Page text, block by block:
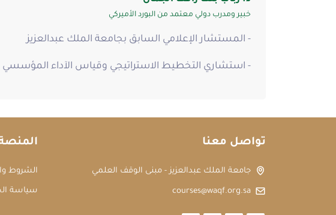
خبير ومدرب دولي معتمد من البورد الأميركي
- المستشار الإعلامي السابق بجامعة الملك عبدالعزيز
- استشاري التخطيط الاستراتيجي وقياس الآداء المؤسسي
تواصل معنا
جامعة الملك عبدالعزيز - مبنى الوقف العلمي
courses@waqf.org.sa
الشروط
سياسة